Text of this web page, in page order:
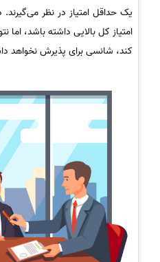
یک حداقل امتیاز در نظر
امتیاز کل بالایی داشته باشد،
کند، شانسی برای پذیرش نخواهد